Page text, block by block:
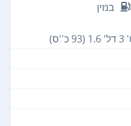
בנזין